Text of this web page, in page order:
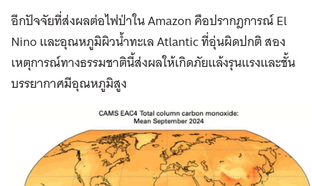
อีกปัจจัยที่ส่งผลต่อไฟป่าใน Amazon คือปรากฎการณ์ El
Nino และอุณหภูมิผิวน้ำทะเล Atlantic ที่อุ่นผิดปกติ สอง
เหตุการณ์ทางธรรมชาตินี้ส่งผลให้เกิดภัยแล้งรุนแรงและชั้น
บรรยากาศมีอุณหภูมิสูง